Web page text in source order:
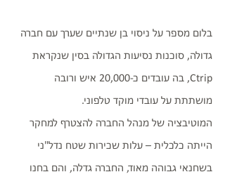
בלום מספר על ניסוי בן שנתיים שערך עם חברה
גדולה, סוכנות נסיעות הגדולה בסין שנקראת
Ctrip, בה עובדים כ-20,000 איש ורובה
מושתתת על עובדי מוקד טלפוני.
המוטיבציה של מנהל החברה להצטרף למחקר
הייתה כלכלית – עלות שכירות שטח נדל"ני
בשחנאי גבוהה מאוד, החברה גדלה, והם בחנו